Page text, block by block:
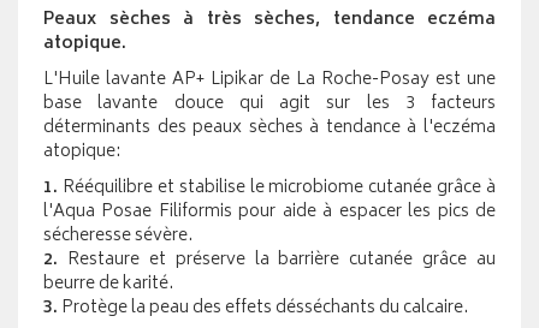
Peaux sèches à très sèches, tendance eczéma
atopique.
L'Huile lavante AP+ Lipikar de La Roche-Posay est une
base lavante douce qui agit sur les 3 facteurs
déterminants des peaux sèches à tendance à l'eczéma
atopique:
1. Rééquilibre et stabilise le microbiome cutanée grâce à
l'Aqua Posae Filiformis pour aide à espacer les pics de
sécheresse sévère.
2. Restaure et préserve la barrière cutanée grâce au
beurre de karité.
3. Protège la peau des effets désséchants du calcaire.